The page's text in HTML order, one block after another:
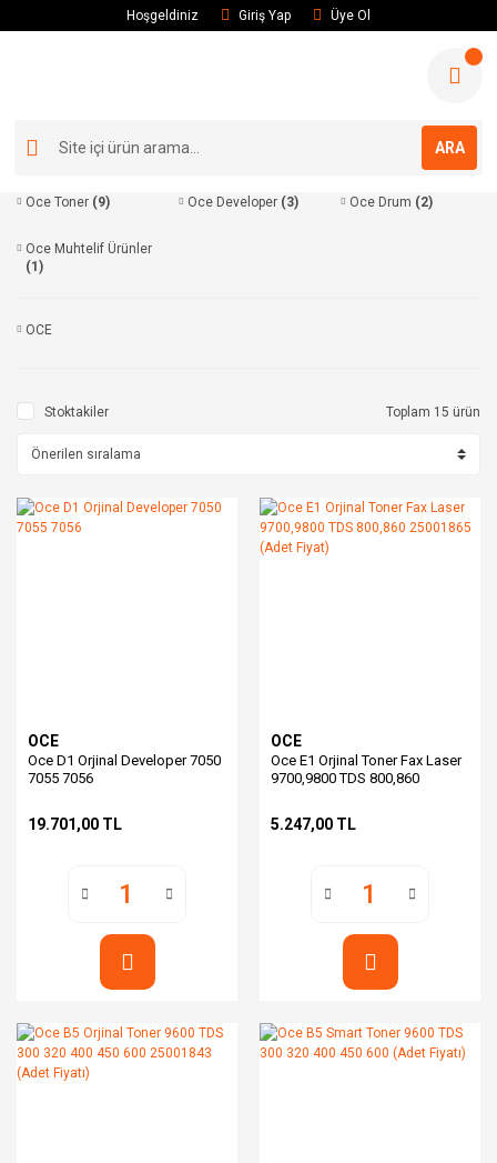
Hoşgeldiniz Giriş Yap Üye Ol
ARA
Oce Toner (9) Oce Developer (3) Oce Drum (2)
Oce Muhtelif Ürünler
(1)
OCE
Stoktakiler Toplam 15 ürün
OCE
Oce D1 Orjinal Developer 7050
7055 7056
19.701,00 TL
OCE
Oce E1 Orjinal Toner Fax Laser
9700,9800 TDS 800,860
5.247,00 TL